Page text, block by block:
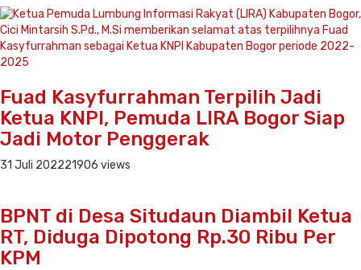
Fuad Kasyfurrahman Terpilih Jadi
Ketua KNPI, Pemuda LIRA Bogor Siap
Jadi Motor Penggerak
31 Juli 202221906 views
BPNT di Desa Situdaun Diambil Ketua
RT, Diduga Dipotong Rp.30 Ribu Per
KPM